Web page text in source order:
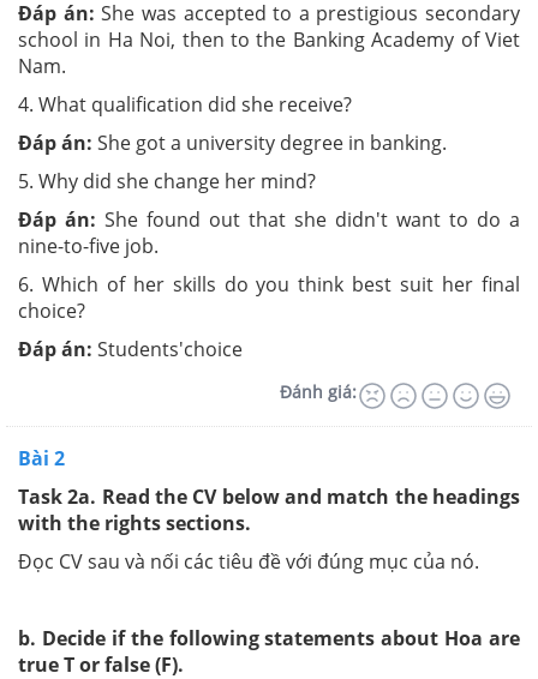
Đáp án:She was accepted to a prestigious secondary
school in Ha Noi, then to the Banking Academy of Viet
Nam.
4. What qualification did she receive?
Đáp án: She got a university degree in banking.
5. Why did she change her mind?
Đáp án: She found out that she didn't want to do a
nine-to-five job.
6. Which of her skills do you think best suit her final
choice?
Đáp án: Students'choice
Đánh giá:
Bài 2
Task 2a. Read the CV below and match the headings
with the rights sections.
Đọc CV sau và nối các tiêu đề với đúng mục của nó.
b. Decide if the following statements about Hoa are
true T or false (F).